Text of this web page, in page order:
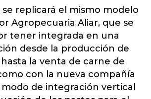
se replicará el mismo modelo
Agropecuaria Aliar, que se
tener integrada en una
desde la producción de
la venta de carne de
con la nueva compañía
de integración vertical